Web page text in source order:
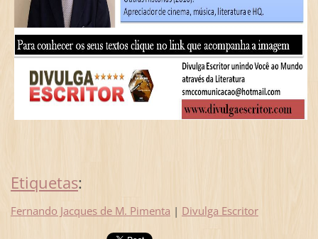
Etiquetas:
Fernando Jacques de M. Pimenta | Divulga Escritor